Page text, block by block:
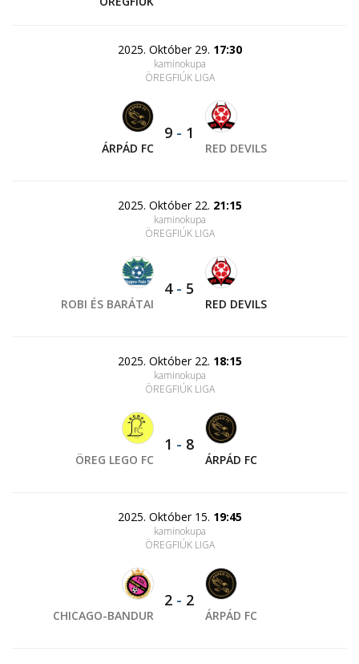
2025. Október 29. 17:30
kaminokupa
ÖREGFIÚK LIGA
ÁRPÁD FC
9 - 1
RED DEVILS
2025. Október 22. 21:15
kaminokupa
ÖREGFIÚK LIGA
ROBI ÉS BARÁTAI
4- 5
RED DEVILS
2025. Október 22. 18:15
kaminokupa
ÖREGFIÚK LIGA
ÖREG LEGO FC
1 - 8
ÁRPÁD FC
2025. Október 15. 19:45
kaminokupa
ÖREGFIÚK LIGA
CHICAGO-BANDUR
2 - 2
ÁRPÁD FC